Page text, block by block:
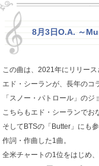
8月3日O.A. ～
この曲は、2021年にリリース
エド・シーランが、長年のコ
「スノー・パトロール」のジ
こちらもエド・シーランでお
そしてBTSの「Butter」にも
作詞・作曲した1曲。
全米チャートの1位をはじめ